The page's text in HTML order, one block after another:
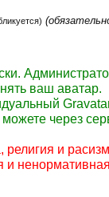
ваш аватар.
через
религия и
и